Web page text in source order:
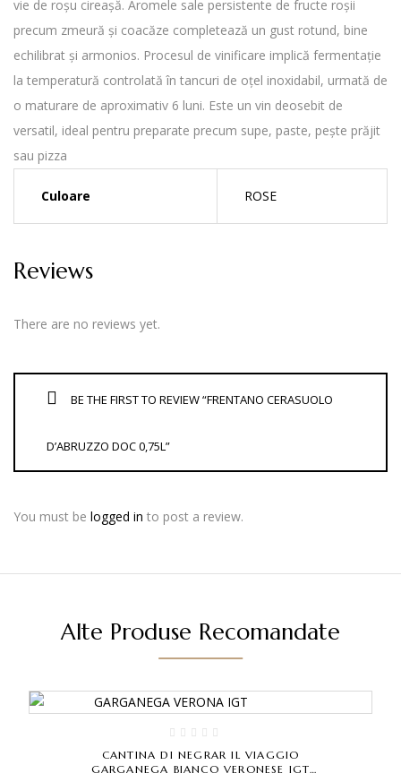
vie de roșu cireașă. Aromele sale persistente de fructe roșii
precum zmeură și coacăze completează un gust rotund, bine
echilibrat și armonios. Procesul de vinificare implică fermentație
la temperatură controlată în tancuri de oțel inoxidabil, urmată de
o maturare de aproximativ 6 luni. Este un vin deosebit de
versatil, ideal pentru preparate precum supe, paste, pește prăjit
sau pizza
Culoare ROSE
Reviews
There are no reviews yet.
BE THE FIRST TO REVIEW “FRENTANO CERASUOLO
D’ABRUZZO DOC 0,75L”
You must be logged in to post a review.
Alte Produse Recomandate
CANTINA DI NEGRAR IL VIAGGIO
GARGANEGA BIANCO VERONESE IGT